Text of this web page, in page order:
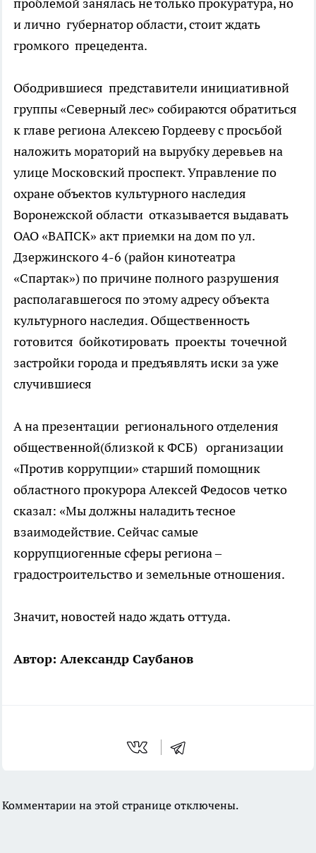
и лично губернатор области, стоит ждать
громкого прецедента.
Ободрившиеся представители инициативной
группы «Северный лес» собираются обратиться
к главе региона Алексею Гордееву с просьбой
наложить мораторий на вырубку деревьев на
улице Московский проспект. Управление по
охране объектов культурного наследия
Воронежской области отказывается выдавать
ОАО «ВАПСК» акт приемки на дом по ул.
Дзержинского 4-6 (район кинотеатра
«Спартак») по причине полного разрушения
располагавшегося по этому адресу объекта
культурного наследия. Общественность
готовится бойкотировать проекты точечной
застройки города и предъявлять иски за уже
случившиеся
А на презентации регионального отделения
общественной(близкой к ФСБ) организации
«Против коррупции» старший помощник
областного прокурора Алексей Федосов четко
сказал: «Мы должны наладить тесное
взаимодействие. Сейчас самые
коррупциогенные сферы региона –
градостроительство и земельные отношения.
Значит, новостей надо ждать оттуда.
Автор: Александр Саубанов
Комментарии на этой странице отключены.